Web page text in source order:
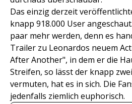
Das einzig derzeit
knapp 918.000 User
paar mehr werden, denn es
Trailer zu Leonardos neuem
After Another", in dem er die
Streifen, so lässt der knapp
vermuten, hat es in sich. Die
jedenfalls ziemlich euphorisch.